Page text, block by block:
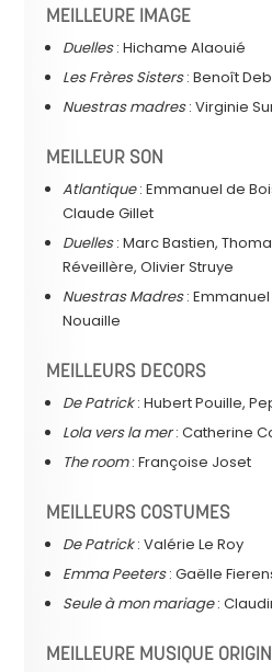
MEILLEURE IMAGE
Duelles: Hichame Alaouié
Les Frères Sisters: Benoît
Nuestras madres: Virginie
MEILLEUR SON
Atlantique: Emmanuel de
Claude Gillet
Duelles: Marc Bastien,
Réveillère, Olivier Struye
Nuestras Madres:
Nouaille
MEILLEURS DECORS
De Patrick: Hubert Pouille,
Lola vers la mer: Catherine
The room: Françoise Joset
MEILLEURS COSTUMES
De Patrick: Valérie Le Roy
Emma Peeters: Gaëlle
Seule à mon mariage:
MEILLEURE MUSIQUE